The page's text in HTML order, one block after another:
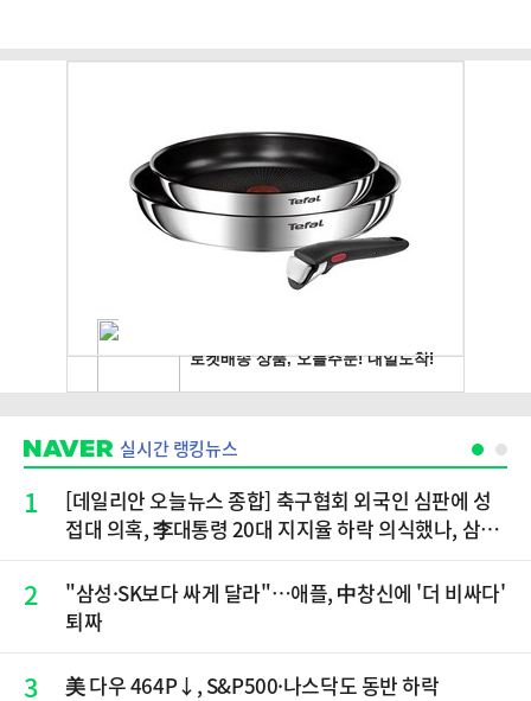
실시간 랭킹뉴스
1
[데일리안 오늘뉴스 종합] 축구협회 외국인 심판에 성
접대 의혹, 李대통령 20대 지지율 하락 의식했나, 삼전
재점화, 김민석 "과반 승리 가능성 99%" 등
2
"삼성·SK보다 싸게 달라"…애플, 中창신에 '더 비싸다'
퇴짜
3 美 다우 464P↓, S&P500·나스닥도 동반 하락